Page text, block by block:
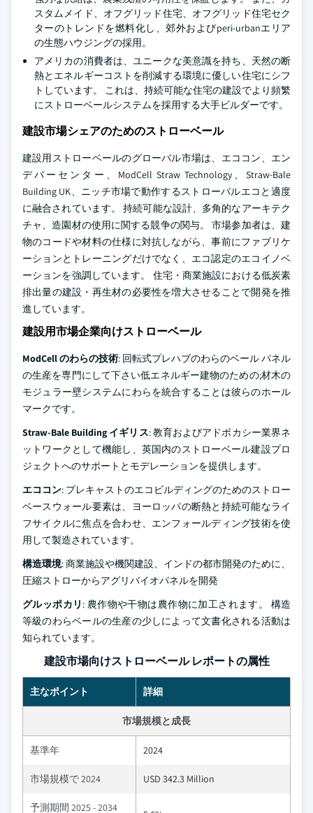
スタムメイド、オフグリッド住宅、オフグリッド住宅セク
ターのトレンドを燃料化し、郊外およびperi-urbanエリア
の生態ハウジングの採用。
アメリカの消費者は、ユニークな美意識を持ち、天然の断
熱とエネルギーコストを削減する環境に優しい住宅にシフ
トしています。 これは、持続可能な住宅の建設でより頻繁
にストローベールシステムを採用する大手ビルダーです。
建設市場シェアのためのストローベール
建設用ストローベールのグローバル市場は、エココン、エン
デバーセンター、ModCell Straw Technology、Straw-Bale
Building UK、ニッチ市場で動作するストローバルエコと適度
に融合されています。 持続可能な設計、多角的なアーキテク
チャ、造園材の使用に関する競争の関与。 市場参加者は、建
物のコードや材料の仕様に対抗しながら、事前にファブリケ
ーションとトレーニングだけでなく、エコ認定のエコイノベ
ーションを強調しています。 住宅・商業施設における低炭素
排出量の建設・再生材の必要性を増大させることで開発を推
進しています。
建設用市場企業向けストローベール
ModCell のわらの技術: 回転式プレハブのわらのベール パネル
の生産を専門にして下さい低エネルギー建物のための;材木の
モジュラー壁システムにわらを統合することは彼らのホール
マークです。
Straw-Bale Building イギリス: 教育およびアドボカシー業界ネ
ットワークとして機能し、英国内のストローベール建設プロ
ジェクトへのサポートとモデレーションを提供します。
エココン: プレキャストのエコビルディングのためのストロー
ベースウォール要素は、ヨーロッパの断熱と持続可能なライ
フサイクルに焦点を合わせ、エンフォールディング技術を使
用して製造されています。
構造環境: 商業施設や機関建設、インドの都市開発のために、
圧縮ストローからアグリバイオパネルを開発
グルッポカリ : 農作物や干物は農作物に加工されます。 構造
等級のわらベールの生産の少しによって文書化される活動は
知られています。
建設市場向けストローベール レポートの属性
主なポイント 詳細
市場規模と成長
基準年 2024
市場規模で 2024 USD 342.3 Million
予測期間 2025 - 2034